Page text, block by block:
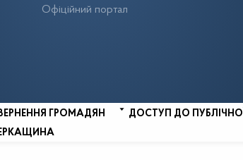
Офіційний портал
ГРОМАДЯН
ДОСТУП ДО